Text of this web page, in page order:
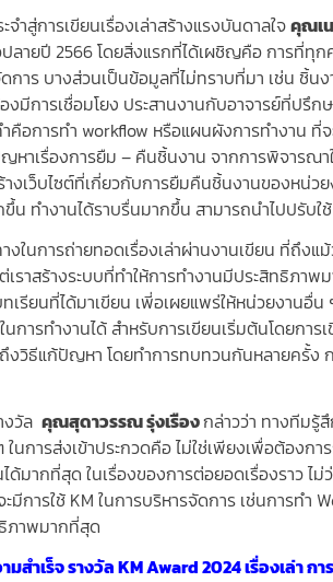
ำสู่การเขียนเรื่องเล่าสร้างแรงบันดาลใจคุณเ
ลายปี 2566 โดยสิ่งแรกที่ได้เผชิญคือ การที่ทุ
าร บางส่วนเป็นข้อมูลที่ไม่ทราบที่มา เช่น ชิ้น
มีการเชื่อมโยง ประสานงานกับอาจารย์ที่ปรึก
คือการทำ workflow หรือแผนผังการทำงาน ที่
หาเรื่องการยืม – คืนชิ้นงาน จากการพิจารณ
างเว็บไซต์ที่เกี่ยวกับการยืมคืนชิ้นงานของหน่
น ทำงานได้ราบรื่นมากขึ้น สามารถนำไปปรับ
ในการถ่ายทอดเรื่องเล่าผ่านงานเขียน ที่ถึงแ
ราสร้างระบบที่ทำให้การทำงานมีประสิทธิภ
รียนที่ได้มาเขียน เพี่อเผยแพร่ให้หน่วยงานอื่
นการทำงานได้ สำหรับการเขียนเริ่มต้นโดยก
วิธีแก้ปัญหา โดยทำการทบทวนกันหลายครั้ง ก
วัล คุณสุดาวรรณ รุ่งเรืองกล่าวว่า ทางทีมรู้
ในการส่งเข้าประกวดคือ ไม่ใช่เพียงเพื่อต้องก
มากที่สุด ในเรื่องของการต่อยอดเรื่องราว ไ
มีการใช้ KM ในการบริหารจัดการ เช่นการทำ
ธิภาพมากที่สุด
สำเร็จ รางวัล KM Award 2024 เรื่องเล่า ก